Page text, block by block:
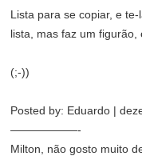
Lista para se copiar, e
lista, mas faz um figurão,
(;-))
Posted by: Eduardo |
——————-
Milton, não gosto muito